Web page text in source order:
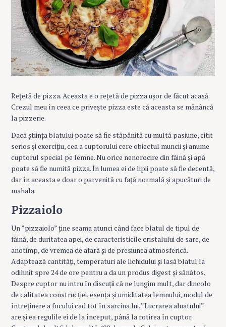
Rețetă de pizza. Aceasta e o rețetă de pizza ușor de făcut acasă.
Crezul meu în ceea ce privește pizza este că aceasta se mănâncă
la pizzerie.
Dacă știința blatului poate să fie stăpânită cu multă pasiune, citit
serios și exercițiu, cea a cuptorului cere obiectul muncii și anume
cuptorul special pe lemne. Nu orice nenorocire din făină și apă
poate să fie numită pizza. În lumea ei de lipii poate să fie decentă,
dar în aceasta e doar o parvenită cu față normală și apucături de
mahala.
Pizzaiolo
Un ”pizzaiolo” ține seama atunci când face blatul de tipul de
făină, de duritatea apei, de caracteristicile cristalului de sare, de
anotimp, de vremea de afară și de presiunea atmosferică.
Adaptează cantități, temperaturi ale lichidului și lasă blatul la
odihnit spre 24 de ore pentru a da un produs digest și sănătos.
Despre cuptor nu intru în discuții că ne lungim mult, dar dincolo
de calitatea construcției, esența și umiditatea lemnului, modul de
întreținere a focului cad tot în sarcina lui. ”Lucrarea aluatului”
are și ea regulile ei de la început, până la rotirea în cuptor.